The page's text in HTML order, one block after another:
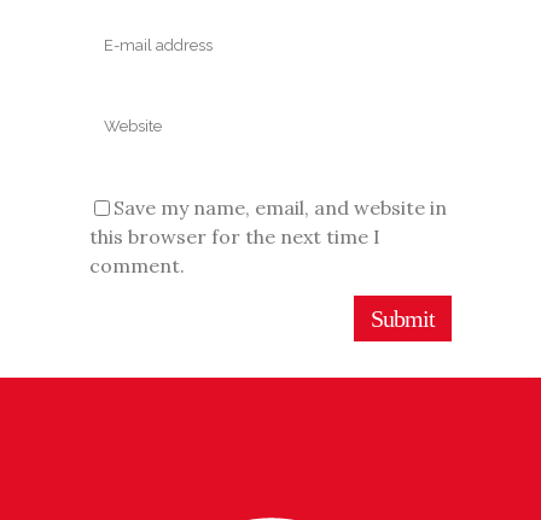
Save my name, email, and website in
this browser for the next time I
comment.